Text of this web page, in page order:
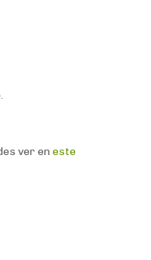
.
ver eneste